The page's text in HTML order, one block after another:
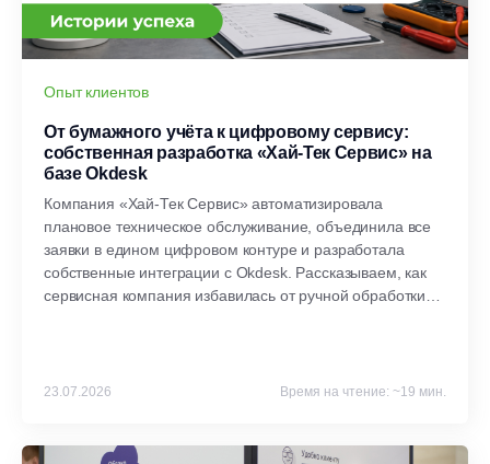
Опыт клиентов
От бумажного учёта к цифровому сервису:
собственная разработка «Хай-Тек Сервис» на
базе Okdesk
Компания «Хай-Тек Сервис» автоматизировала
плановое техническое обслуживание, объединила все
заявки в едином цифровом контуре и разработала
собственные интеграции с Okdesk. Рассказываем, как
сервисная компания избавилась от ручной обработки
23.07.2026 Время на чтение: ~19 мин.